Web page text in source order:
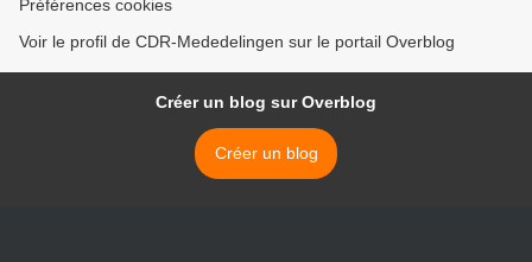
Préférences cookies
Voir le profil de CDR-Mededelingen sur le portail Overblog
Créer un blog sur Overblog
Créer un blog